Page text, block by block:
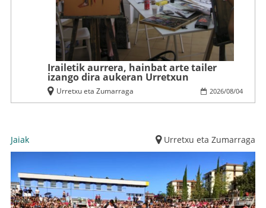
Irailetik aurrera, hainbat arte tailer
izango dira aukeran Urretxun
2026/08/04
Urretxu eta Zumarraga
Jaiak Urretxu eta Zumarraga